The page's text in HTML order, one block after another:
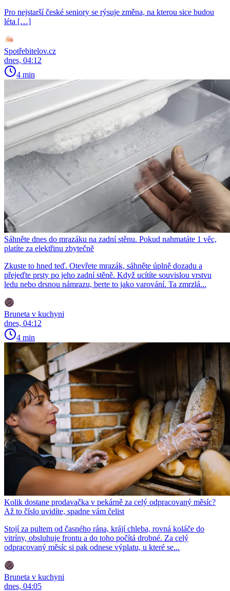
Pro nejstarší české seniory se rýsuje změna, na kterou sice budou
léta […]
Spotřebitelov.cz
dnes, 04:12
4 min
Sáhněte dnes do mrazáku na zadní stěnu. Pokud nahmatáte 1 věc,
platíte za elektřinu zbytečně
Zkuste to hned teď. Otevřete mrazák, sáhněte úplně dozadu a
přejeďte prsty po jeho zadní stěně. Když ucítíte souvislou vrstvu
ledu nebo drsnou námrazu, berte to jako varování. Ta zmrzlá...
Bruneta v kuchyni
dnes, 04:12
4 min
Kolik dostane prodavačka v pekárně za celý odpracovaný měsíc?
Až to číslo uvidíte, spadne vám čelist
Stojí za pultem od časného rána, krájí chleba, rovná koláče do
vitríny, obsluhuje frontu a do toho počítá drobné. Za celý
odpracovaný měsíc si pak odnese výplatu, u které se...
Bruneta v kuchyni
dnes, 04:05